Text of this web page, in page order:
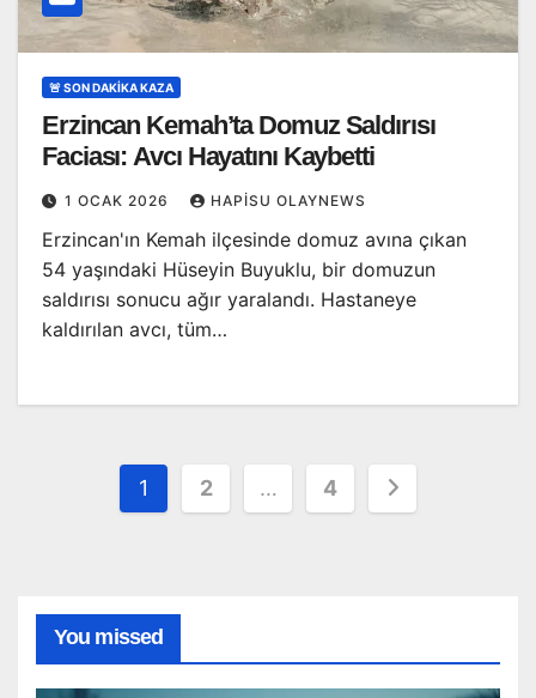
🚨 SON DAKİKA KAZA
Erzincan Kemah’ta Domuz Saldırısı
Faciası: Avcı Hayatını Kaybetti
1 OCAK 2026 HAPISU OLAYNEWS
Erzincan'ın Kemah ilçesinde domuz avına çıkan
54 yaşındaki Hüseyin Buyuklu, bir domuzun
saldırısı sonucu ağır yaralandı. Hastaneye
kaldırılan avcı, tüm…
Yazı
1 2 … 4
You missed